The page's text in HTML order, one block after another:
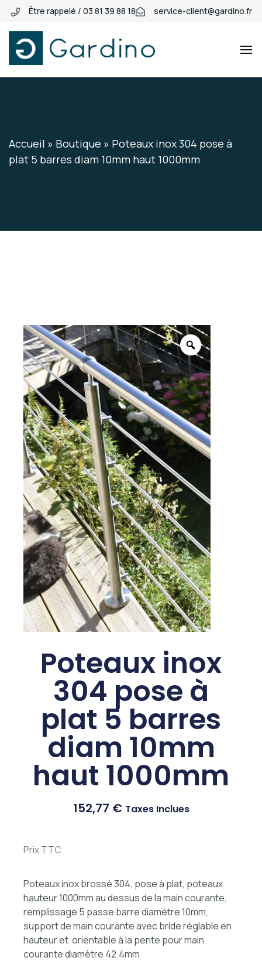
Être rappelé / 03 81 39 88 18 service-client@gardino.fr
Gardino
Gardino
Accueil » Boutique » Poteaux inox 304 pose à
plat 5 barres diam 10mm haut 1000mm
Poteaux inox
304 pose à
plat 5 barres
diam 10mm
haut 1000mm
152,77 € Taxes Inclues
Prix TTC
Poteaux inox brossé 304, pose à plat, poteaux
hauteur 1000mm au dessus de la main courante,
remplissage 5 passe barre diamètre 10mm,
support de main courante avec bride réglable en
hauteur et orientable à la pente pour main
courante diamètre 42.4mm